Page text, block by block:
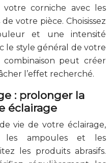
votre corniche avec les
votre pièce. Choisissez
et une intensité
le style général de votre
combinaison peut créer
l’effet recherché.
: prolonger la
éclairage
vie de votre éclairage,
les ampoules et les
les produits abrasifs.